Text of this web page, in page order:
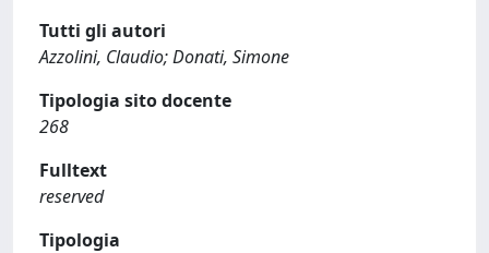
Tutti gli autori
Azzolini, Claudio; Donati, Simone
Tipologia sito docente
268
Fulltext
reserved
Tipologia